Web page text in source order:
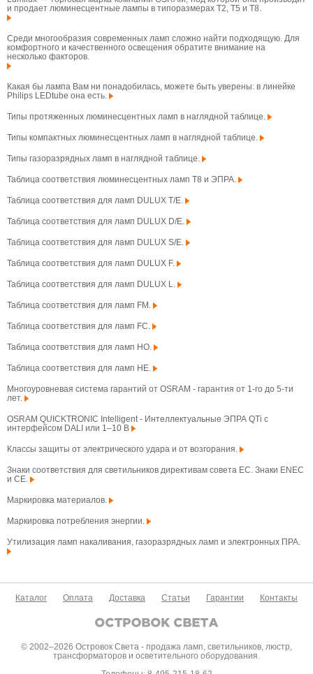
и продает люминесцентные лампы в типоразмерах T2, T5 и T8.
Среди многообразия современных ламп сложно найти подходящую. Для
комфортного и качественного освещения обратите внимание на
несколько факторов.
Какая бы лампа Вам ни понадобилась, можете быть уверены: в линейке
Philips LEDtube она есть.
Типы протяженных люминесцентных ламп в наглядной таблице.
Типы компактных люминесцентных ламп в наглядной таблице.
Типы газоразрядных ламп в наглядной таблице.
Таблица соответствия люминесцентных ламп T8 и ЭПРА.
Таблица соответствия для ламп DULUX T/E.
Таблица соответствия для ламп DULUX D/E.
Таблица соответствия для ламп DULUX S/E.
Таблица соответствия для ламп DULUX F.
Таблица соответствия для ламп DULUX L.
Таблица соответствия для ламп FM.
Таблица соответствия для ламп FC.
Таблица соответствия для ламп HO.
Таблица соответствия для ламп HE.
Многоуровневая система гарантий от OSRAM - гарантия от 1-го до 5-ти
лет.
OSRAM QUICKTRONIC Intelligent - Интеллектуальные ЭПРА QTi с
интерфейсом DALI или 1–10 В
Классы защиты от электрического удара и от возгорания.
Знаки соответствия для светильников директивам совета ЕС. Знаки ENEC
и CE.
Маркировка материалов.
Маркировка потребления энергии.
Утилизация ламп накаливания, газоразрядных ламп и электронных ПРА.
Каталог Оплата Доставка Статьи Гарантии Контакты
© 2002–2026 Островок Света - продажа ламп, светильников, люстр,
трансформаторов и осветительного оборудования.